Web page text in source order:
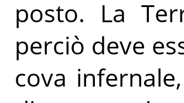
posto. La
perciò deve
cova